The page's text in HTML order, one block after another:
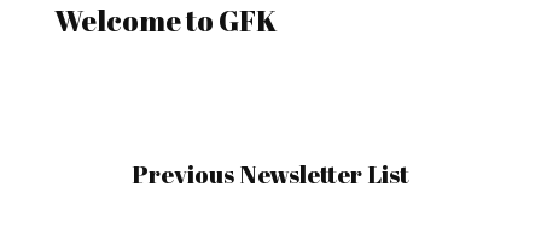
Welcome to GFK
Previous Newsletter List